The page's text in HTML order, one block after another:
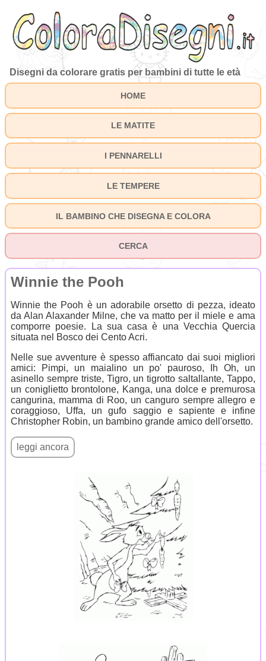
Disegni da colorare gratis per bambini di tutte le età
HOME
LE MATITE
I PENNARELLI
LE TEMPERE
IL BAMBINO CHE DISEGNA E COLORA
CERCA
Winnie the Pooh
Winnie the Pooh è un adorabile orsetto di pezza, ideato
da Alan Alaxander Milne, che va matto per il miele e ama
comporre poesie. La sua casa è una Vecchia Quercia
situata nel Bosco dei Cento Acri.
Nelle sue avventure è spesso affiancato dai suoi migliori
amici: Pimpi, un maialino un po' pauroso, Ih Oh, un
asinello sempre triste, Tigro, un tigrotto saltallante, Tappo,
un coniglietto brontolone, Kanga, una dolce e premurosa
cangurina, mamma di Roo, un canguro sempre allegro e
coraggioso, Uffa, un gufo saggio e sapiente e infine
Christopher Robin, un bambino grande amico dell'orsetto.